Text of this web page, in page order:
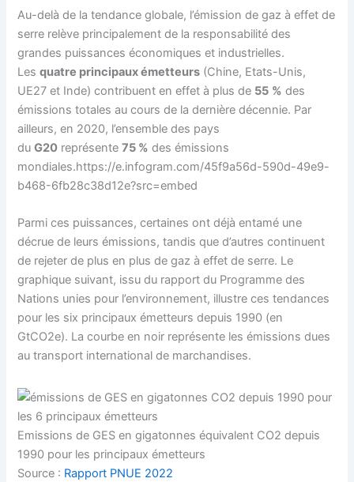
Au-delà de la tendance globale, l’émission de gaz à effet de
serre relève principalement de la responsabilité des
grandes puissances économiques et industrielles.
Lesquatre principaux émetteurs (Chine, Etats-Unis,
UE27 et Inde) contribuent en effet à plus de 55 % des
émissions totales au cours de la dernière décennie. Par
ailleurs, en 2020, l’ensemble des pays
duG20 représente75 % des émissions
mondiales.https://e.infogram.com/45f9a56d-590d-49e9-
b468-6fb28c38d12e?src=embed
Parmi ces puissances, certaines ont déjà entamé une
décrue de leurs émissions, tandis que d’autres continuent
de rejeter de plus en plus de gaz à effet de serre. Le
graphique suivant, issu du rapport du Programme des
Nations unies pour l’environnement, illustre ces tendances
pour les six principaux émetteurs depuis 1990 (en
GtCO2e). La courbe en noir représente les émissions dues
au transport international de marchandises.
Emissions de GES en gigatonnes équivalent CO2 depuis
1990 pour les principaux émetteurs
Source : Rapport PNUE 2022